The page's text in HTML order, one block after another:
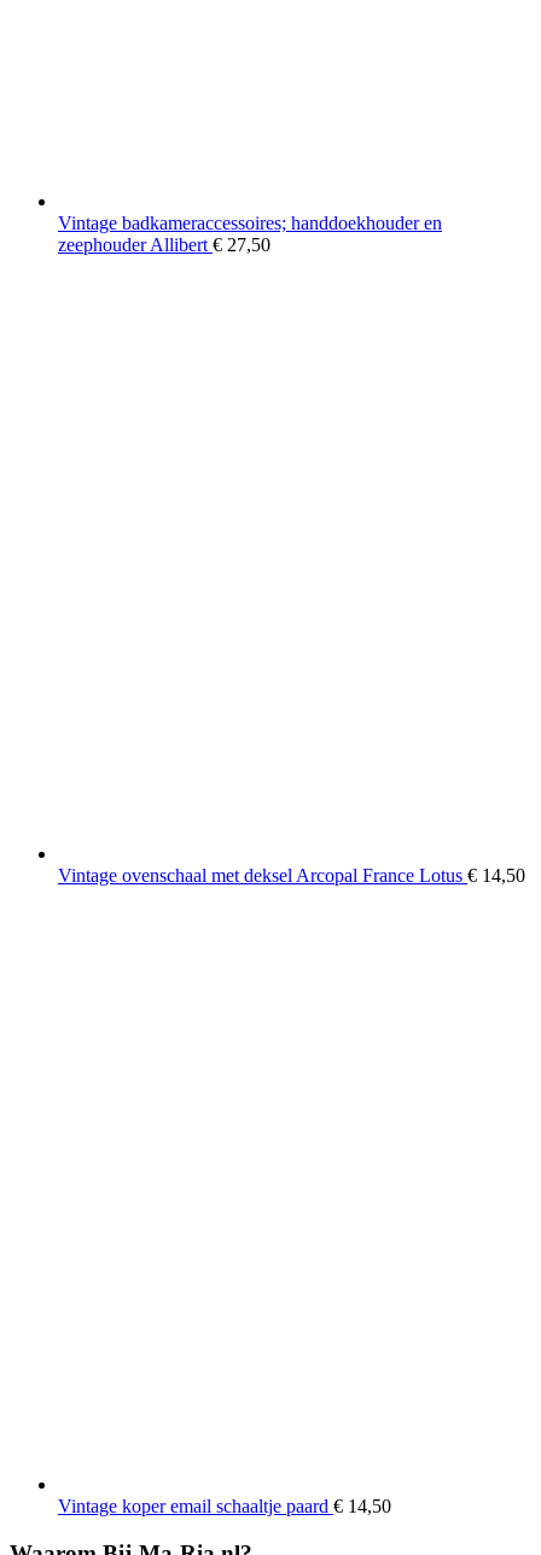
Vintage badkameraccessoires; handdoekhouder en
zeephouder Allibert € 27,50
Vintage ovenschaal met deksel Arcopal France Lotus € 14,50
Vintage koper email schaaltje paard € 14,50